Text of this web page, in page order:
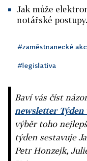
Jak může
notářské postupy.
#zaměstnanecké
#legislativa
Baví vás číst
newsletter
výběr toho
týden sestavuje
Petr Honzejk,